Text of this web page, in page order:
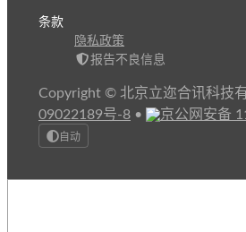
条款
隐私政策
报告不良信息
Copyright © 北京立迩合讯科技
09022189号-8 • 京公网安备
自动